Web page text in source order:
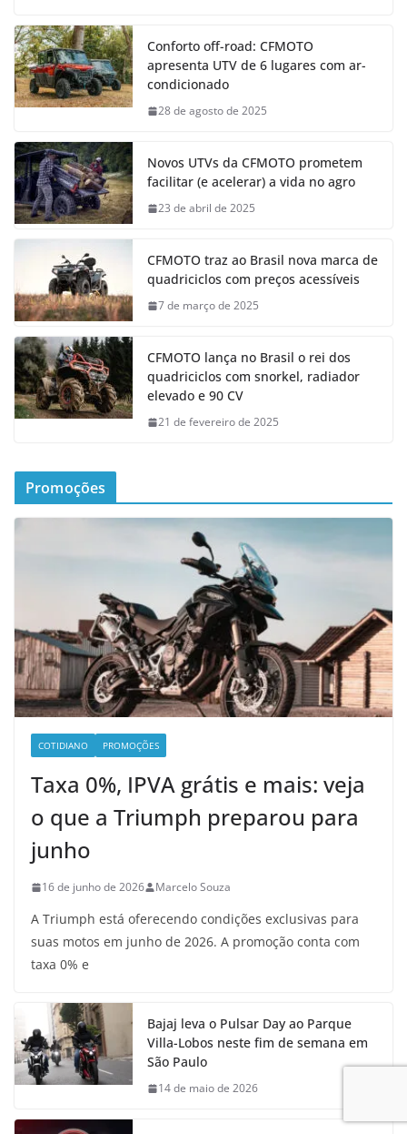
Conforto off-road: CFMOTO
apresenta UTV de 6 lugares com ar-
condicionado
28 de agosto de 2025
Novos UTVs da CFMOTO prometem
facilitar (e acelerar) a vida no agro
23 de abril de 2025
CFMOTO traz ao Brasil nova marca de
quadriciclos com preços acessíveis
7 de março de 2025
CFMOTO lança no Brasil o rei dos
quadriciclos com snorkel, radiador
elevado e 90 CV
21 de fevereiro de 2025
Promoções
COTIDIANO PROMOÇÕES
Taxa 0%, IPVA grátis e mais: veja
o que a Triumph preparou para
junho
16 de junho de 2026 Marcelo Souza
A Triumph está oferecendo condições exclusivas para
suas motos em junho de 2026. A promoção conta com
taxa 0% e
Bajaj leva o Pulsar Day ao Parque
Villa-Lobos neste fim de semana em
São Paulo
14 de maio de 2026